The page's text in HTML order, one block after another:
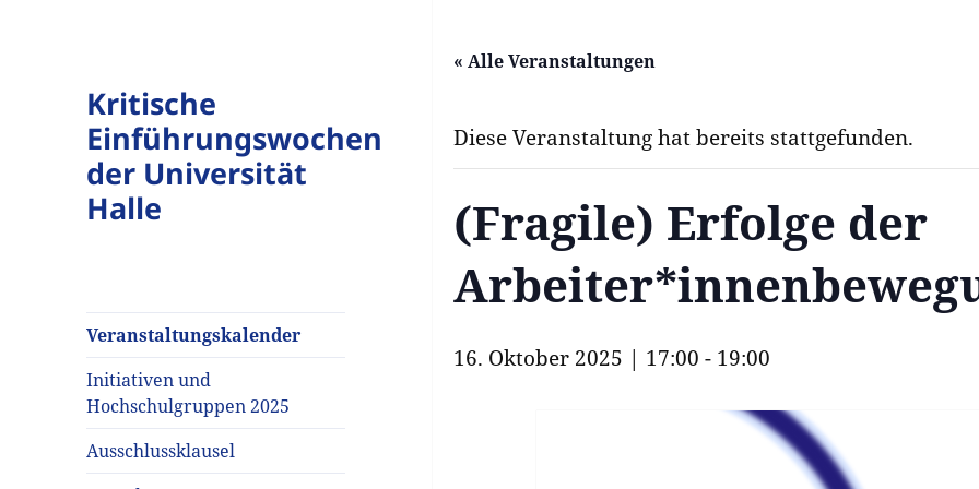
Kritische
Einführungswochen
der Universität
Halle
Veranstaltungskalender
Initiativen und
Hochschulgruppen 2025
Ausschlussklausel
« Alle Veranstaltungen
Diese Veranstaltung hat bereits stattgefunden.
(Fragile) Erfolge der
16. Oktober 2025 | 17:00 - 19:00